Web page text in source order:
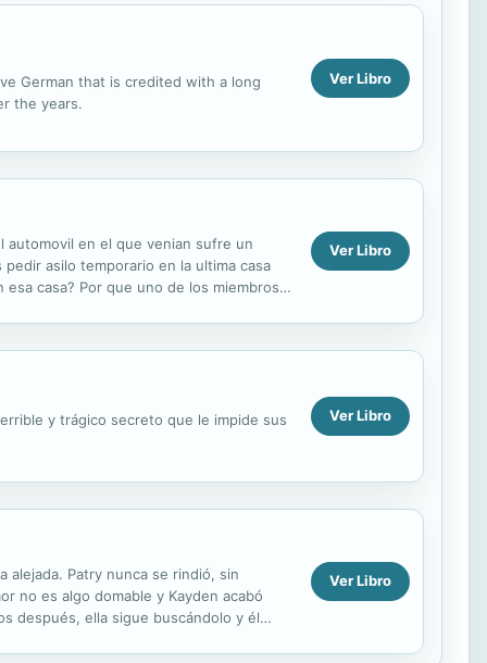
German that is credited with a long
the years.
Ver Libro
automovil en el que venian sufre un
asilo temporario en la ultima casa
casa? Por que uno de los miembros
Ver Libro
y trágico secreto que le impide sus Ver Libro
alejada. Patry nunca se rindió, sin
no es algo domable y Kayden acabó
después, ella sigue buscándolo y él
Ver Libro